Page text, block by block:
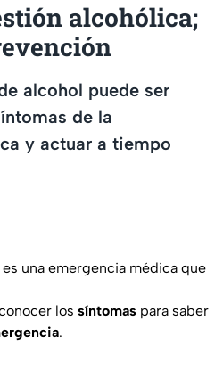
alcohólica;
alcohol puede ser
de la
y actuar a tiempo
es una emergencia médica que
los síntomas para saber
.